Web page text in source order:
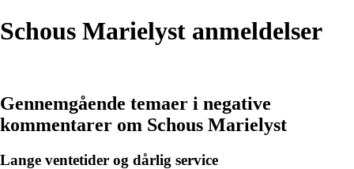
Schous Marielyst anmeldelser
Gennemgående temaer i negative
kommentarer om Schous Marielyst
Lange ventetider og dårlig service